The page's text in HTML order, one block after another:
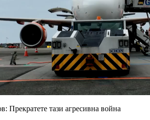
Прекратете тази агресивна война